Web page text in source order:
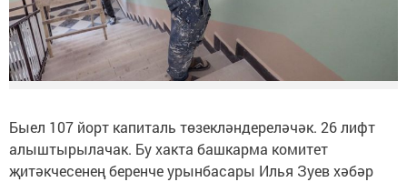
Быел 107 йорт капиталь төзекләндереләчәк. 26 лифт
алыштырылачак. Бу хакта башкарма комитет
җитәкчесенең беренче урынбасары Илья Зуев хәбәр